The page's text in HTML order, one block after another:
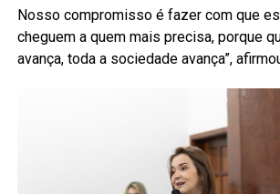
Nosso compromisso é fazer com que
cheguem a quem mais precisa, porque
avança, toda a sociedade avança”,